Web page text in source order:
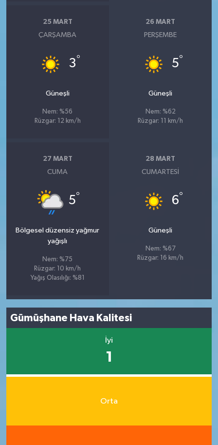
25 MART
ÇARŞAMBA
3°
Güneşli
Nem: %56
Rüzgar: 12 km/h
26 MART
PERŞEMBE
5°
Güneşli
Nem: %62
Rüzgar: 11 km/h
27 MART
CUMA
5°
Bölgesel düzensiz yağmur
yağışlı
Nem: %75
Rüzgar: 10 km/h
Yağış Olasılığı: %81
28 MART
CUMARTESI
6°
Güneşli
Nem: %67
Rüzgar: 16 km/h
Gümüşhane Hava Kalitesi
İyi
1
Orta